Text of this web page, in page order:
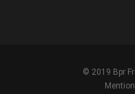
© 2019 Bpr